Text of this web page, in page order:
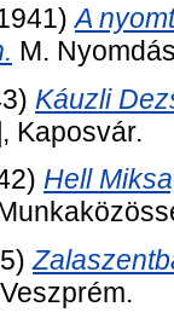
A
M.
Káuzli
Kaposvár.
Hell